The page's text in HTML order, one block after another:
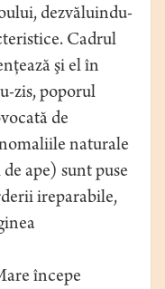
dezvăluindu-
Cadrul
şi el în
zis, poporul
de
naturale
ape) sunt puse
ireparabile,
începe